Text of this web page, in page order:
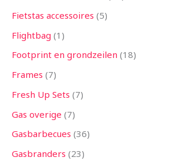
Fietstas accessoires 5
Flightbag 1
Footprint en grondzeilen 18
Frames 7
Fresh Up Sets 7
Gas overige 7
Gasbarbecues 36
Gasbranders 23